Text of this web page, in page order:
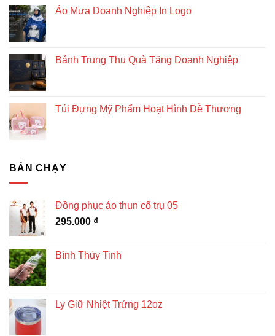
Áo Mưa Doanh Nghiệp In Logo
Bánh Trung Thu Quà Tặng Doanh Nghiệp
Túi Đựng Mỹ Phẩm Hoạt Hình Dễ Thương
BÁN CHẠY
Đồng phục áo thun cổ trụ 05
295.000 ₫
Bình Thủy Tinh
Ly Giữ Nhiệt Trứng 12oz